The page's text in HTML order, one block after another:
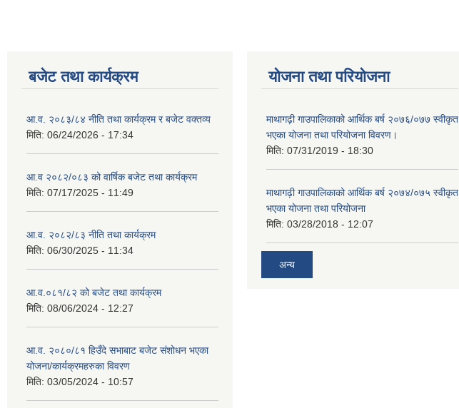
बजेट तथा कार्यक्रम
आ.व. २०८३/८४ नीति तथा कार्यक्रम र बजेट वक्तव्य
मिति: 06/24/2026 - 17:34
आ.व २०८२/०८३ को वार्षिक बजेट तथा कार्यक्रम
मिति: 07/17/2025 - 11:49
आ.व. २०८२/८३ नीति तथा कार्यक्रम
मिति: 06/30/2025 - 11:34
आ.व.०८१/८२ को बजेट तथा कार्यक्रम
मिति: 08/06/2024 - 12:27
आ.व. २०८०/८१ हिउँदे सभाबाट बजेट संशोधन भएका
योजना/कार्यक्रमहरुका विवरण
मिति: 03/05/2024 - 10:57
योजना तथा परियोजना
माथागढ़ी गाउपालिकाको आर्थिक बर्ष २०७६/०७७ स्वीकृत
भएका योजना तथा परियोजना विवरण।
मिति: 07/31/2019 - 18:30
माथागढ़ी गाउपालिकाको आर्थिक बर्ष २०७४/०७५ स्वीकृत
भएका योजना तथा परियोजना
मिति: 03/28/2018 - 12:07
अन्य